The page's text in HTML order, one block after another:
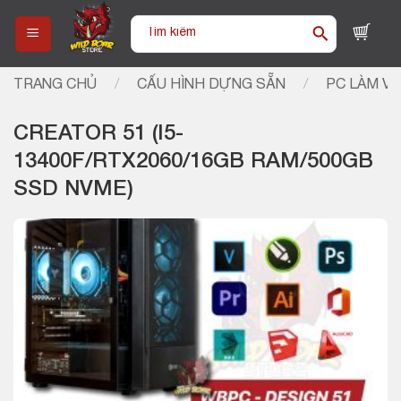
content
Tìm
TRANG CHỦ / CẤU HÌNH DỰNG SẴN / PC LÀM
CREATOR 51 (I5-
13400F/RTX2060/16GB RAM/500GB
SSD NVME)